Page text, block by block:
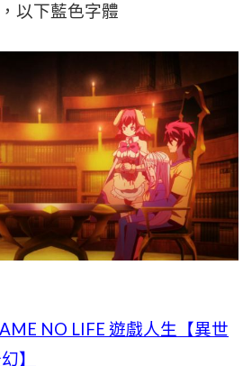
以下藍色字體
NO LIFE 遊戲人生【異世
】